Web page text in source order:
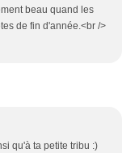
beau quand les
de fin d'année.<br />
qu'à ta petite tribu :)